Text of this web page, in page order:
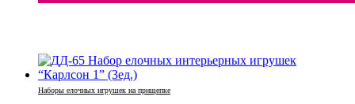
Наборы елочных игрушек на прищепке